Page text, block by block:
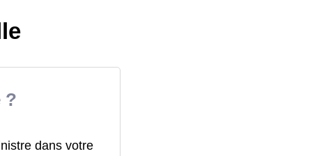
?
dans votre